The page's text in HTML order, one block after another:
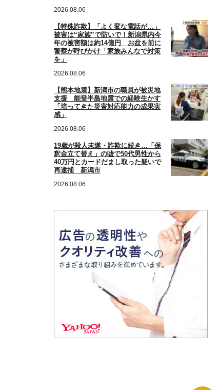
2026.08.06
【特殊詐欺】「よく変な電話が…」
被害は“家族”で防いで！新潟県内今
年の被害額は約14億円 お盆を前に
警察が呼びかけ「家族みんなで対策
を」
2026.08.06
【熊本地震】新潟市の職員が被災地
支援 能登半島地震での経験生かす
「培ってきた災害対応能力の成果実
感」
2026.08.06
19歳が殺人未遂・詐欺に続き…「保
釈金立て替え」の嘘で50代男性から
40万円とカードだまし取った疑いで
再逮捕 新潟市
2026.08.06